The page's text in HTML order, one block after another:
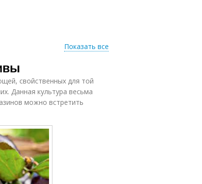
Показать все
свойственных для той
Данная культура весьма
можно встретить